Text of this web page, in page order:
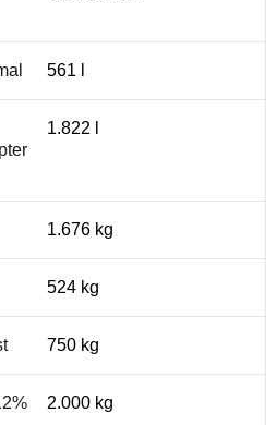
561 l
1.822 l
1.676 kg
524 kg
750 kg
2.000 kg